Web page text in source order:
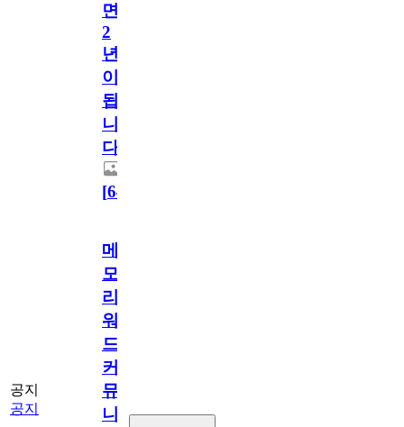
면
2
년
이
됩
니
다.
[64
공지
공지
메
모
리
워
드
커
뮤
니